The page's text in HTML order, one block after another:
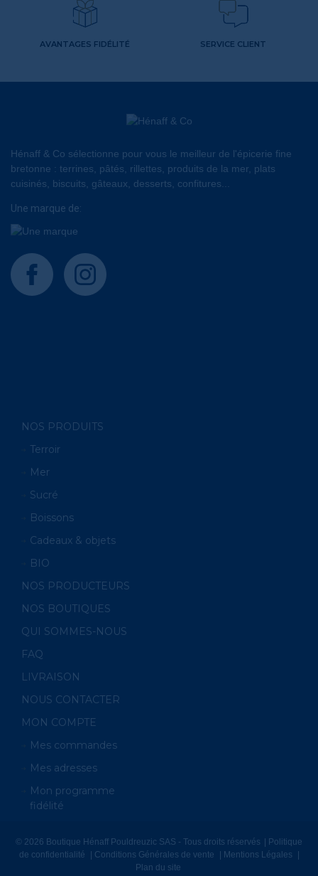
AVANTAGES FIDÉLITÉ SERVICE CLIENT
Hénaff & Co sélectionne pour vous le meilleur de l'épicerie fine
bretonne : terrines, pâtés, rillettes, produits de la mer, plats
cuisinés, biscuits, gâteaux, desserts, confitures...
Une marque de:
facebook instagram
NOS PRODUITS
Terroir
Mer
Sucré
Boissons
Cadeaux & objets
BIO
NOS PRODUCTEURS
NOS BOUTIQUES
QUI SOMMES-NOUS
FAQ
LIVRAISON
NOUS CONTACTER
MON COMPTE
Mes commandes
Mes adresses
Mon programme
fidélité
© 2026 Boutique Hénaff Pouldreuzic SAS - Tous droits réservés
Politique
de confidentialité
Conditions Générales de vente
Mentions Légales
Plan du site